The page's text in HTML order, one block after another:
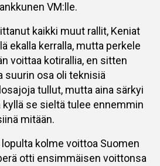
VM:lle.
kaikki muut rallit, Keniat
ekalla kerralla, mutta perkele
voittaa kotirallia, en sitten
suurin osa oli teknisiä
tullut, mutta aina särkyi
se sieltä tulee ennemmin
mitään.
kolme voittoa Suomen
otti ensimmäisen voittonsa